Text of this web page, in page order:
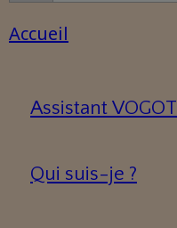
Accueil
Assistant VOGOT
Qui suis-je ?